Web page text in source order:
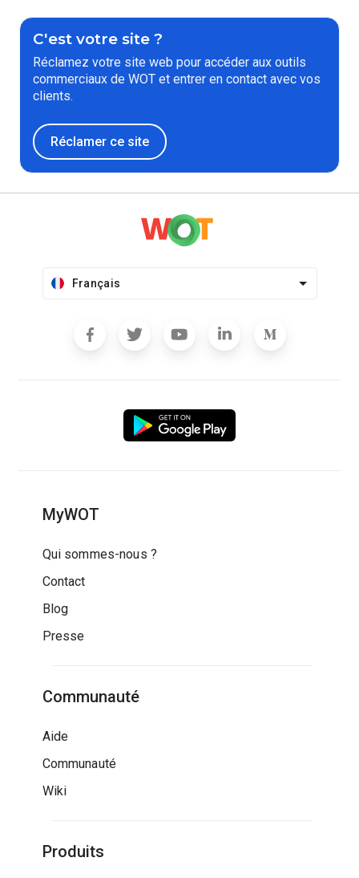
C'est votre site ?
Réclamez votre site web pour accéder aux outils
commerciaux de WOT et entrer en contact avec vos
clients.
Réclamer ce site
Français
MyWOT
Qui sommes-nous ?
Contact
Blog
Presse
Communauté
Aide
Communauté
Wiki
Produits